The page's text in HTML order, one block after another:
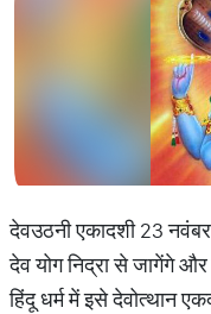
देवउठनी एकादशी 23
देव योग निद्रा से जागेंगे
हिंदू धर्म में इसे देवोत्थान